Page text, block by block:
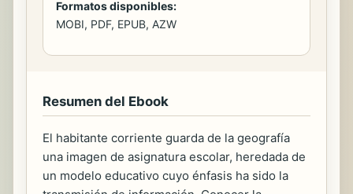
Formatos disponibles:
MOBI, PDF, EPUB, AZW
Resumen del Ebook
El habitante corriente guarda de la geografía
una imagen de asignatura escolar, heredada de
un modelo educativo cuyo énfasis ha sido la